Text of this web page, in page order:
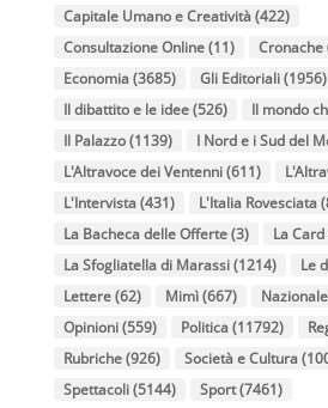
Capitale Umano e Creatività(422)
Consultazione Online(11) Cronache
Economia(3685) Gli Editoriali(1956)
Il dibattito e le idee(526) Il mondo
Il Palazzo(1139) I Nord e i Sud del
L'Altravoce dei Ventenni(611)
L'Intervista(431) L'Italia Rovesciata
La Bacheca delle Offerte(3) La
La Sfogliatella di Marassi(1214) Le
Lettere(62) Mimì(667) Nazionale
Opinioni(559) Politica(11792)
Rubriche(926) Società e Cultura
Spettacoli(5144) Sport(7461)